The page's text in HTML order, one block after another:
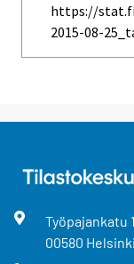
https://
2015-08-
Työpajankatu
00580 Helsinki